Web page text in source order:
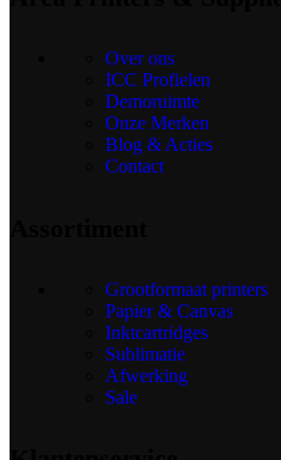
Over ons
ICC Profielen
Demoruimte
Onze Merken
Blog & Acties
Contact
Grootformaat printers
Papier & Canvas
Inktcartridges
Sublimatie
Afwerking
Sale